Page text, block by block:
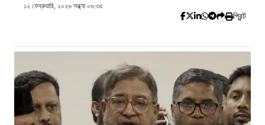
১২ ফেব্রুয়ারি, ২০২৬ সন্ধ্যা ০৬:৩৫
প্রিন্ট